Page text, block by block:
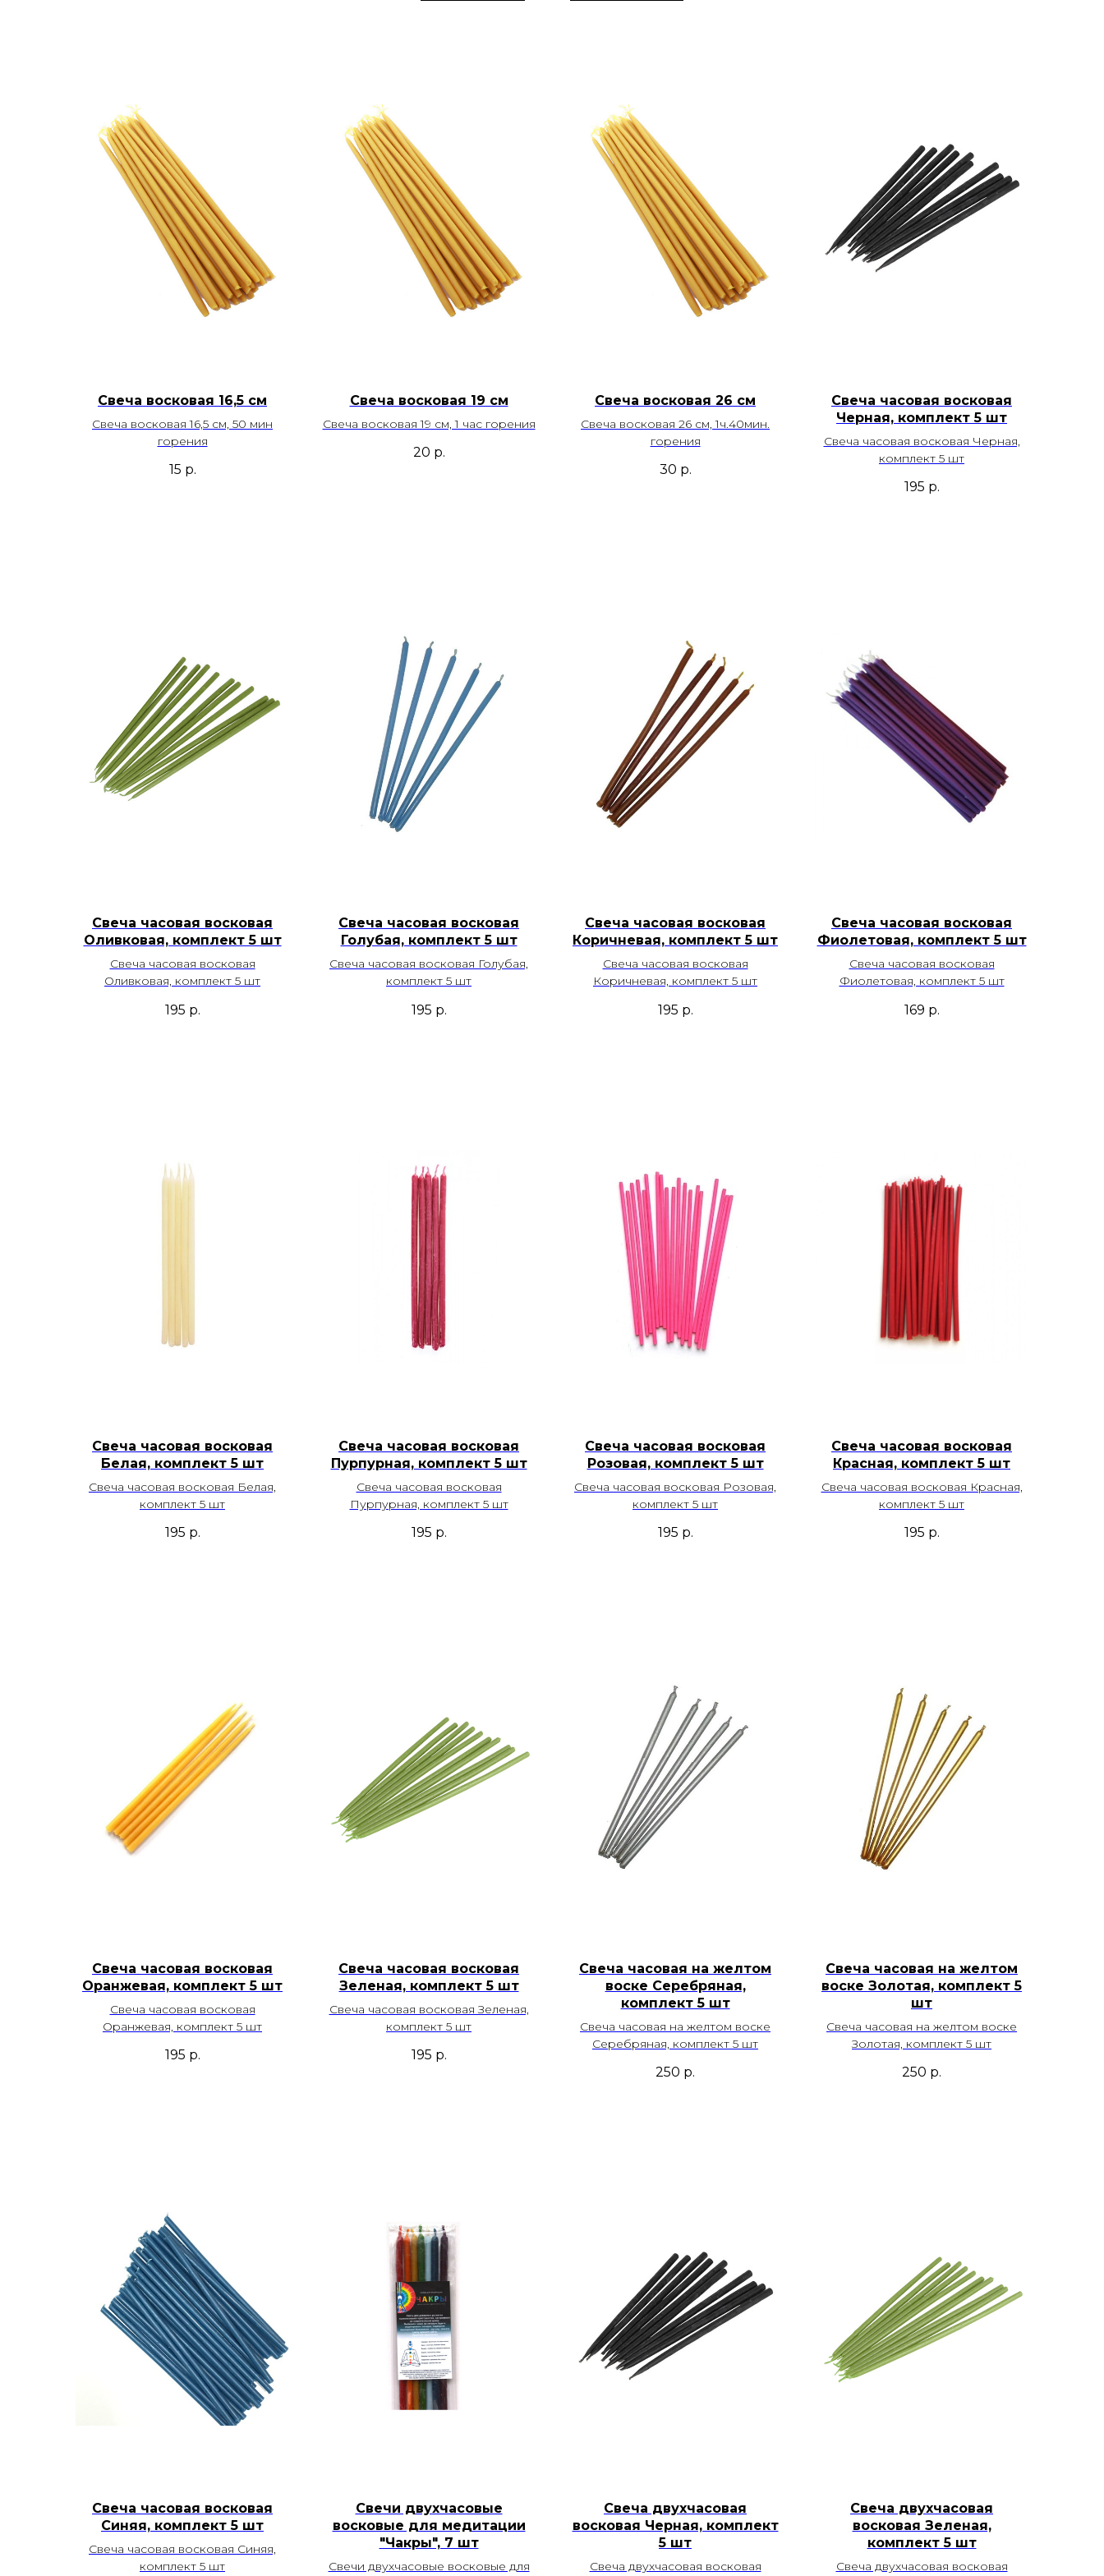
Свеча восковая 16,5 см
Свеча восковая 16,5 см, 50 мин
горения
15 р.
Свеча восковая 19 см
Свеча восковая 19 см, 1 час горения
20 р.
Свеча восковая 26 см
Свеча восковая 26 см, 1ч.40мин.
горения
30 р.
Свеча часовая восковая
Черная, комплект 5 шт
Свеча часовая восковая Черная,
комплект 5 шт
195 р.
Свеча часовая восковая
Оливковая, комплект 5 шт
Свеча часовая восковая
Оливковая, комплект 5 шт
195 р.
Свеча часовая восковая
Голубая, комплект 5 шт
Свеча часовая восковая Голубая,
комплект 5 шт
195 р.
Свеча часовая восковая
Коричневая, комплект 5 шт
Свеча часовая восковая
Коричневая, комплект 5 шт
195 р.
Свеча часовая восковая
Фиолетовая, комплект 5 шт
Свеча часовая восковая
Фиолетовая, комплект 5 шт
169 р.
Свеча часовая восковая
Белая, комплект 5 шт
Свеча часовая восковая Белая,
комплект 5 шт
195 р.
Свеча часовая восковая
Пурпурная, комплект 5 шт
Свеча часовая восковая
Пурпурная, комплект 5 шт
195 р.
Свеча часовая восковая
Розовая, комплект 5 шт
Свеча часовая восковая Розовая,
комплект 5 шт
195 р.
Свеча часовая восковая
Красная, комплект 5 шт
Свеча часовая восковая Красная,
комплект 5 шт
195 р.
Свеча часовая восковая
Оранжевая, комплект 5 шт
Свеча часовая восковая
Оранжевая, комплект 5 шт
195 р.
Свеча часовая восковая
Зеленая, комплект 5 шт
Свеча часовая восковая Зеленая,
комплект 5 шт
195 р.
Свеча часовая на желтом
воске Серебряная,
комплект 5 шт
Свеча часовая на желтом воске
Серебряная, комплект 5 шт
250 р.
Свеча часовая на желтом
воске Золотая, комплект 5
шт
Свеча часовая на желтом воске
Золотая, комплект 5 шт
250 р.
Свеча часовая восковая
Синяя, комплект 5 шт
Свеча часовая восковая Синяя,
комплект 5 шт
Свечи двухчасовые
восковые для медитации
"Чакры", 7 шт
Свечи двухчасовые восковые для
Свеча двухчасовая
восковая Черная, комплект
5 шт
Свеча двухчасовая восковая
Свеча двухчасовая
восковая Зеленая,
комплект 5 шт
Свеча двухчасовая восковая